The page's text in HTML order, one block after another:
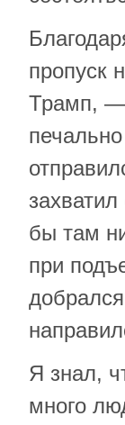
пропуск
Трамп, —
бы там
при
Я знал,
много